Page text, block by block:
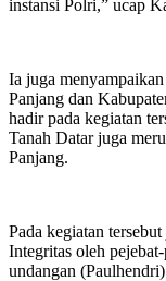
instansi Polri,” ucap
Ia juga
Panjang dan
hadir pada kegiatan
Tanah Datar juga
Panjang.
Pada kegiatan
Integritas oleh
undangan (Paulhendri)